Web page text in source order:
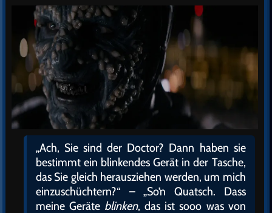
„Ach, Sie sind der Doctor? Dann haben sie
bestimmt ein blinkendes Gerät in der Tasche,
das Sie gleich herausziehen werden, um mich
einzuschüchtern?“ – „So’n Quatsch. Dass
meine Geräte blinken, das ist sooo was von